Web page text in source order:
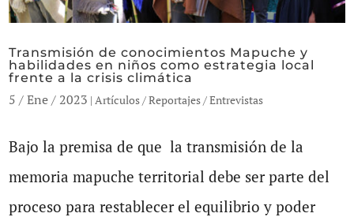
Transmisión de conocimientos Mapuche y
habilidades en niños como estrategia local
frente a la crisis climática
5 / Ene / 2023 |Artículos / Reportajes / Entrevistas
Bajo la premisa de que la transmisión de la
memoria mapuche territorial debe ser parte del
proceso para restablecer el equilibrio y poder